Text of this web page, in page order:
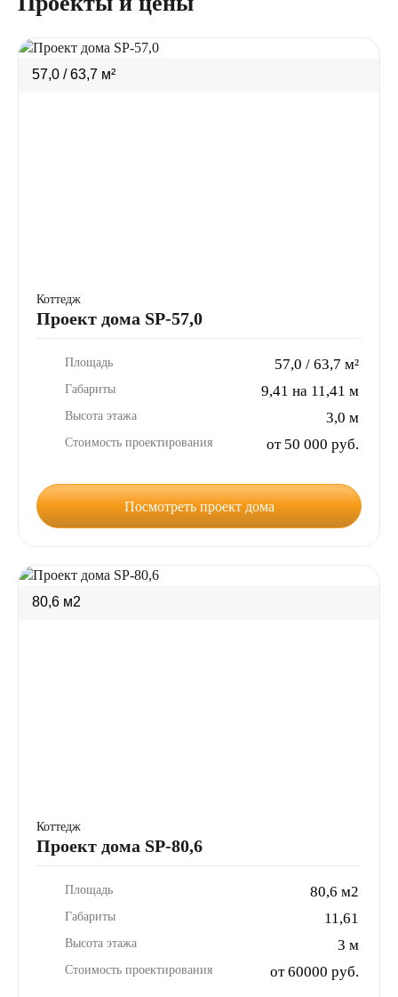
57,0 / 63,7 м²
Коттедж
Проект дома SP-57,0
Площадь 57,0 / 63,7 м²
Габариты 9,41 на 11,41 м
Высота этажа 3,0 м
Стоимость проектирования от 50 000 руб.
Посмотреть проект дома
80,6 м2
Коттедж
Проект дома SP-80,6
Площадь 80,6 м2
Габариты 11,61
Высота этажа 3 м
Стоимость проектирования от 60000 руб.